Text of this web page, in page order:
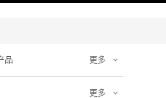
品 更多
更多